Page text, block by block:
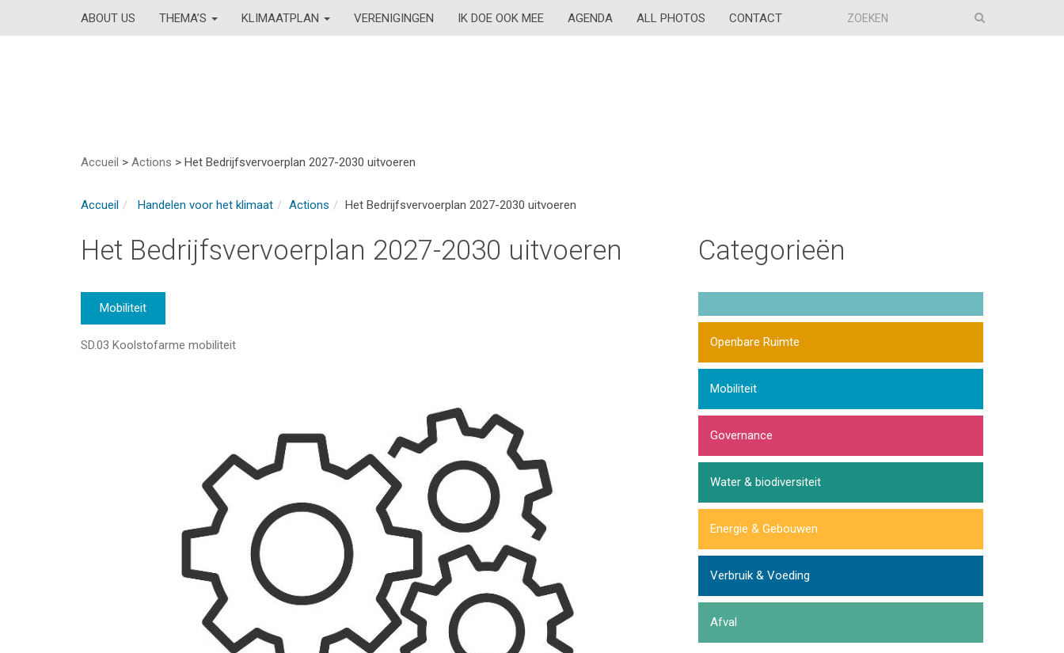
ABOUT US THEMA’S KLIMAATPLAN VERENIGINGEN IK DOE OOK MEE AGENDA ALL PHOTOS CONTACT
Accueil > Actions > Het Bedrijfsvervoerplan 2027-2030 uitvoeren
Accueil Handelen voor het klimaat Actions Het Bedrijfsvervoerplan 2027-2030 uitvoeren
Het Bedrijfsvervoerplan 2027-2030 uitvoeren
Mobiliteit
SD.03 Koolstofarme mobiliteit
Categorieën
Openbare Ruimte
Mobiliteit
Governance
Water & biodiversiteit
Energie & Gebouwen
Verbruik & Voeding
Afval